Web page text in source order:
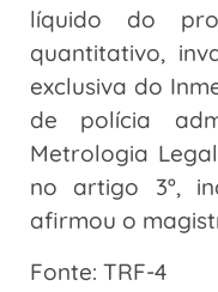
líquido do
quantitativo,
exclusiva do
de polícia
Metrologia
no artigo 3º,
afirmou o
Fonte: TRF-4